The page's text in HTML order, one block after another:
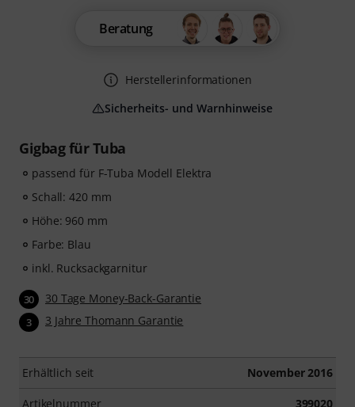
Gigbag für Tuba
passend für F-Tuba Modell Elektra
Schall: 420 mm
Höhe: 960 mm
Farbe: Blau
inkl. Rucksackgarnitur
30 30 Tage Money-Back-Garantie
3 3 Jahre Thomann Garantie
Erhältlich seit November 2016
Artikelnummer 399020
Beratung
Herstellerinformationen
Sicherheits- und Warnhinweise